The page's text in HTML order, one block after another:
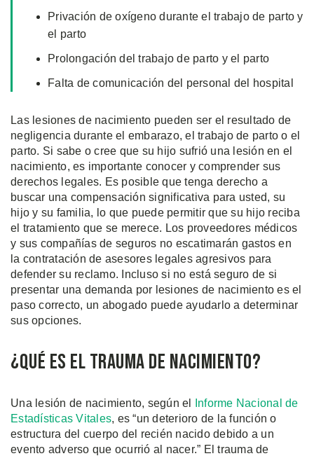
Privación de oxígeno durante el trabajo de parto y
el parto
Prolongación del trabajo de parto y el parto
Falta de comunicación del personal del hospital
Las lesiones de nacimiento pueden ser el resultado de
negligencia durante el embarazo, el trabajo de parto o el
parto. Si sabe o cree que su hijo sufrió una lesión en el
nacimiento, es importante conocer y comprender sus
derechos legales. Es posible que tenga derecho a
buscar una compensación significativa para usted, su
hijo y su familia, lo que puede permitir que su hijo reciba
el tratamiento que se merece. Los proveedores médicos
y sus compañías de seguros no escatimarán gastos en
la contratación de asesores legales agresivos para
defender su reclamo. Incluso si no está seguro de si
presentar una demanda por lesiones de nacimiento es el
paso correcto, un abogado puede ayudarlo a determinar
sus opciones.
¿Qué es el Trauma de Nacimiento?
Una lesión de nacimiento, según el
Informe Nacional de
Estadísticas Vitales, es “un deterioro de la función o
estructura del cuerpo del recién nacido debido a un
evento adverso que ocurrió al nacer.” El trauma de